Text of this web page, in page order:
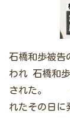
石橋和歩被告
われ 石橋和
された。 今
れたその日に